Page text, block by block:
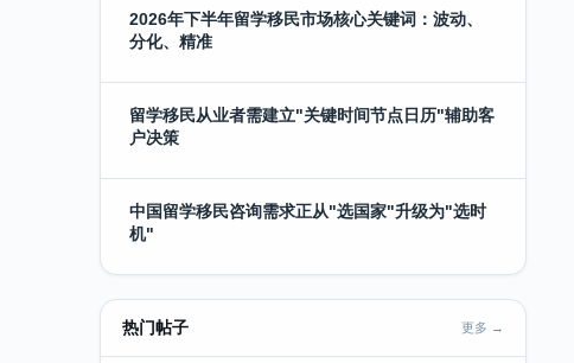
2026年下半年留学移民市场核心关键词：波动、
分化、精准
留学移民从业者需建立"关键时间节点日历"辅助客
户决策
中国留学移民咨询需求正从"选国家"升级为"选时
机"
热门帖子 更多 →